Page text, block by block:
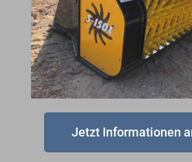
Jetzt Informationen